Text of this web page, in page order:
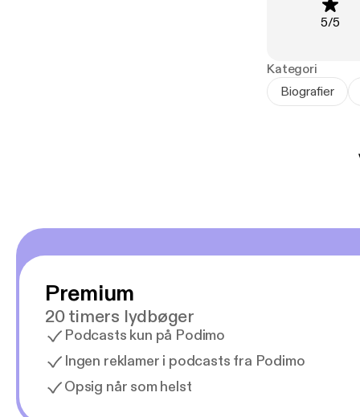
knap fatter i
udsigten til
omfatter den
5/5
Kategori
Biografier
Premium
20 timers lydbøger
Podcasts kun på Podimo
Ingen reklamer i podcasts fra Podimo
Opsig når som helst